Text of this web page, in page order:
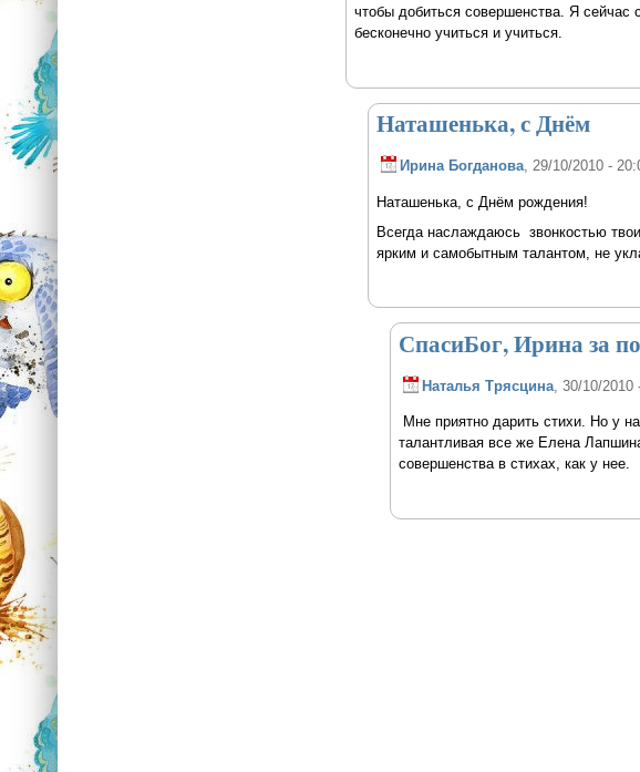
чтобы добиться совершенства. Я сейчас
бесконечно учиться и учиться.
Наташенька, с Днём
Ирина Богданова, 29/10/2010 -
Наташенька, с Днём рождения!
Всегда наслаждаюсь звонкостью
ярким и самобытным талантом, не
СпасиБог, Ирина за
Наталья Трясцина, 30/10/2010
Мне приятно дарить стихи. Но у
талантливая все же Елена
совершенства в стихах, как у нее.